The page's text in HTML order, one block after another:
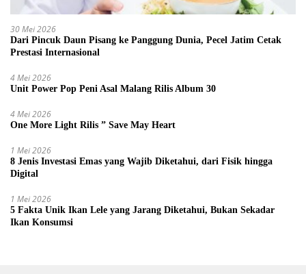
30 Mei 2026
Dari Pincuk Daun Pisang ke Panggung Dunia, Pecel Jatim Cetak
Prestasi Internasional
4 Mei 2026
Unit Power Pop Peni Asal Malang Rilis Album 30
4 Mei 2026
One More Light Rilis ” Save May Heart
1 Mei 2026
8 Jenis Investasi Emas yang Wajib Diketahui, dari Fisik hingga
Digital
1 Mei 2026
5 Fakta Unik Ikan Lele yang Jarang Diketahui, Bukan Sekadar
Ikan Konsumsi